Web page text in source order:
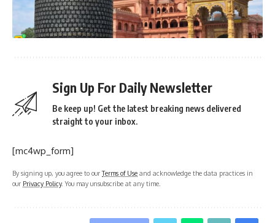
Sign Up For Daily Newsletter
Be keep up! Get the latest breaking news delivered
straight to your inbox.
[mc4wp_form]
By signing up, you agree to ourTerms of Use and acknowledge the data practices in
our Privacy Policy. You may unsubscribe at any time.